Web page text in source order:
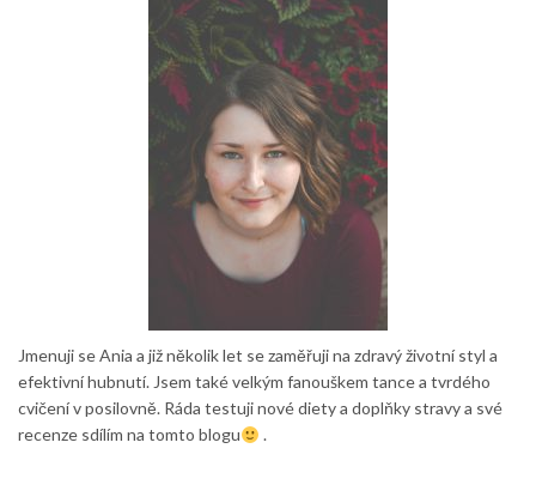
Jmenuji se Ania a již několik let se zaměřuji na zdravý životní styl a
efektivní hubnutí. Jsem také velkým fanouškem tance a tvrdého
cvičení v posilovně. Ráda testuji nové diety a doplňky stravy a své
recenze sdílím na tomto blogu
.